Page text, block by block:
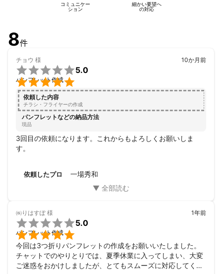
細かい要望へ
の対応
コミュニケー
ション
8件
チョウ 様


5.0
パンフレット作成
10か月前
依頼した内容
チラシ・フライヤーの作成
パンフレットなどの納品方法
現品
3回目の依頼になります。これからもよろしくお願いしま
す。
依頼したプロ 一場秀和
㈱りはすぽ様


5.0
パンフレット作成
1年前
今回は3つ折りパンフレットの作成をお願いいたしました。
チャットでのやりとりでは、夏季休業に入ってしまい、大変
ご迷惑をおかけしましたが、とてもスムーズに対応してくだ